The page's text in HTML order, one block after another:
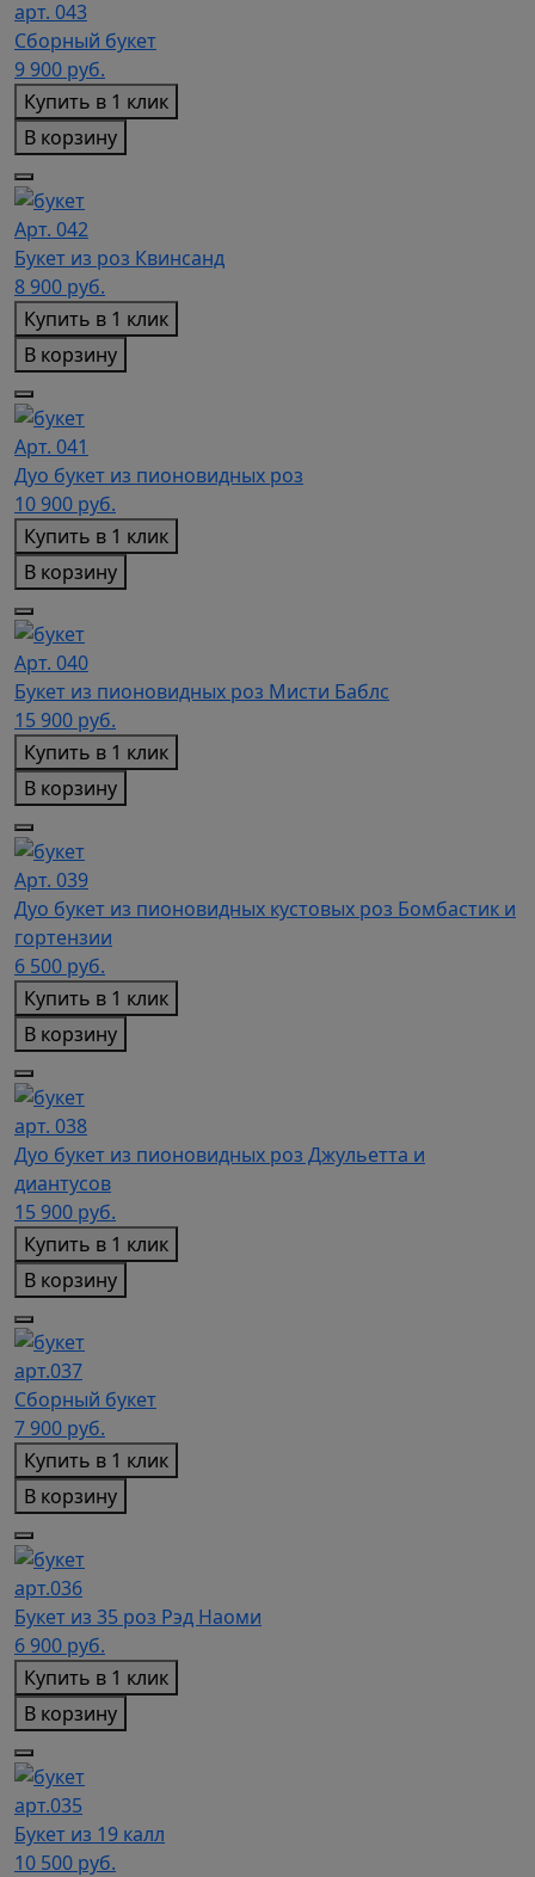
арт. 043
Сборный букет
9 900 руб.
Купить в 1 клик
В корзину
Арт. 042
Букет из роз Квинсанд
8 900 руб.
Купить в 1 клик
В корзину
Арт. 041
Дуо букет из пионовидных роз
10 900 руб.
Купить в 1 клик
В корзину
Арт. 040
Букет из пионовидных роз Мисти Баблс
15 900 руб.
Купить в 1 клик
В корзину
Арт. 039
Дуо букет из пионовидных кустовых роз Бомбастик и
гортензии
6 500 руб.
Купить в 1 клик
В корзину
арт. 038
Дуо букет из пионовидных роз Джульетта и
диантусов
15 900 руб.
Купить в 1 клик
В корзину
арт.037
Сборный букет
7 900 руб.
Купить в 1 клик
В корзину
арт.036
Букет из 35 роз Рэд Наоми
6 900 руб.
Купить в 1 клик
В корзину
арт.035
Букет из 19 калл
10 500 руб.